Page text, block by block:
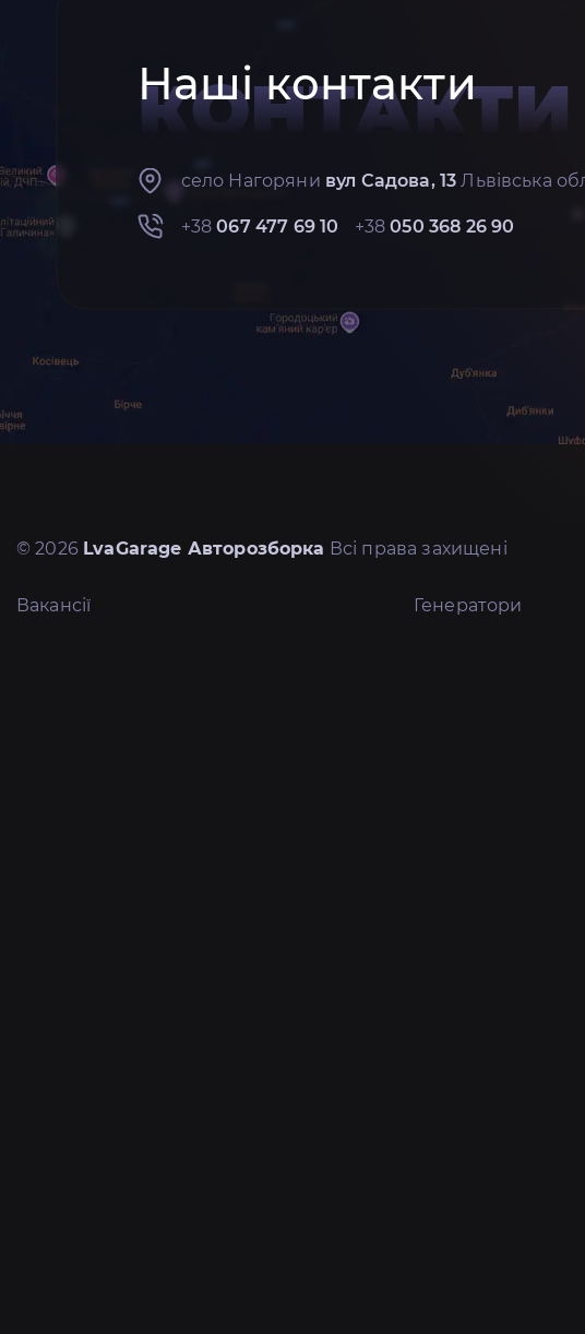
Наші контакти
КОНТАКТИ
село Нагоряни вул Садова, 13 Львівська
+38067 477 69 10 +38050 368 26 90
© 2026 LvaGarage Авторозборка Всі права захищені
Вакансії Генератори